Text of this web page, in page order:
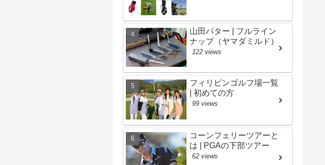
山田パター | フルライン
ナップ（ヤマダミルド）
122 views
フィリピンゴルフ場一覧
| 初めての方
99 views
コーンフェリーツアーと
は | PGAの下部ツアー
62 views